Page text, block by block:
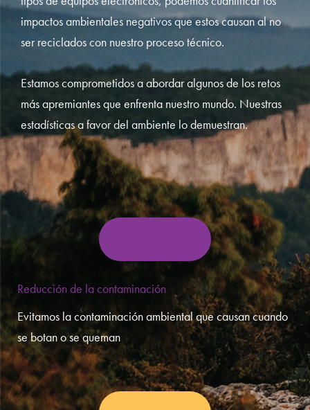
impactos ambientales negativos que estos causan al no
ser reciclados con nuestro proceso técnico.
Estamos comprometidos a abordar algunos de los retos
más apremiantes que enfrenta nuestro mundo. Nuestras
estadísticas a favor del ambiente lo demuestran.
Reducción de la contaminación
Evitamos la contaminación ambiental que causan cuando
se botan o se queman